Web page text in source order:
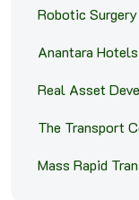
Robotic
Anantara
Real Asset
The Transport
Mass Rapid